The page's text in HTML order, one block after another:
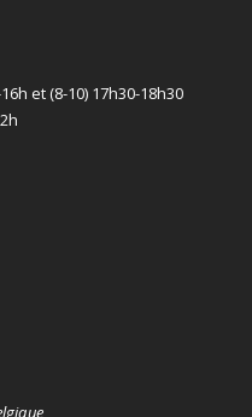
et (8-10) 17h30-18h30